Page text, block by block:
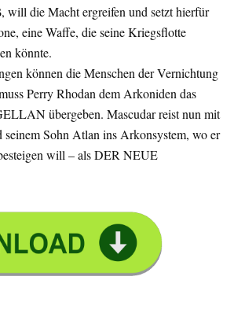
will die Macht ergreifen und setzt hierfür
eine Waffe, die seine Kriegsflotte
könnte.
können die Menschen der Vernichtung
Perry Rhodan dem Arkoniden das
übergeben. Mascudar reist nun mit
seinem Sohn Atlan ins Arkonsystem, wo er
will – als DER NEUE